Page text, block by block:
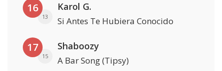
16
13
Karol G.
Si Antes Te Hubiera Conocido
17
15
Shaboozy
A Bar Song (Tipsy)